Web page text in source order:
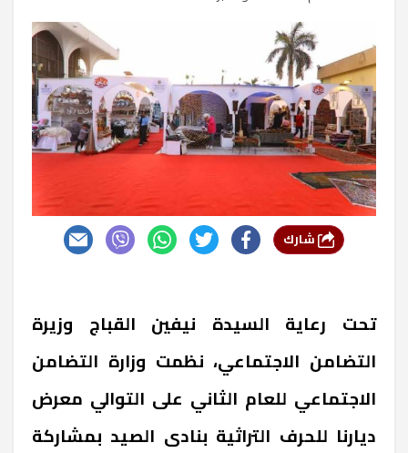
تحت رعاية السيدة نيفين القباج وزيرة
التضامن الاجتماعي، نظمت وزارة التضامن
الاجتماعي للعام الثاني على التوالي معرض
ديارنا للحرف التراثية بنادى الصيد بمشاركة